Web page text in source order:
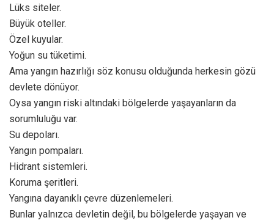
Lüks siteler.
Büyük oteller.
Özel kuyular.
Yoğun su tüketimi.
Ama yangın hazırlığı söz konusu olduğunda herkesin gözü
devlete dönüyor.
Oysa yangın riski altındaki bölgelerde yaşayanların da
sorumluluğu var.
Su depoları.
Yangın pompaları.
Hidrant sistemleri.
Koruma şeritleri.
Yangına dayanıklı çevre düzenlemeleri.
Bunlar yalnızca devletin değil, bu bölgelerde yaşayan ve